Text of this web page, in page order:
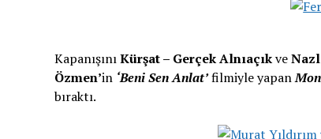
KapanışınıKürşat – Gerçek Alnıaçıkve
Özmen’in ‘Beni Sen Anlat’filmiyle yapan
bıraktı.